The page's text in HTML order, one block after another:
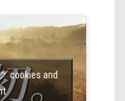
cookies and